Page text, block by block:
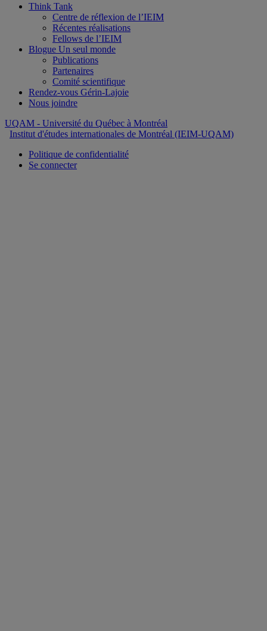
Think Tank
Centre de réflexion de l’IEIM
Récentes réalisations
Fellows de l’IEIM
Blogue Un seul monde
Publications
Partenaires
Comité scientifique
Rendez-vous Gérin-Lajoie
Nous joindre
UQAM - Université du Québec à Montréal
Institut d'études internationales de Montréal (IEIM-UQAM)
Politique de confidentialité
Se connecter